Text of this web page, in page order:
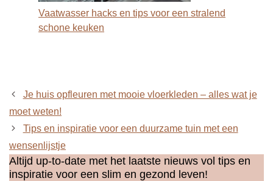
Vaatwasser hacks en tips voor een stralend
schone keuken
Je huis opfleuren met mooie vloerkleden – alles wat je
moet weten!
Tips en inspiratie voor een duurzame tuin met een
wensenlijstje
Altijd up-to-date met het laatste nieuws vol tips en
inspiratie voor een slim en gezond leven!